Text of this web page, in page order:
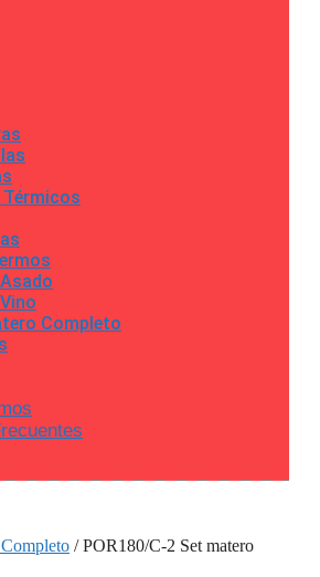
Completo
/ POR180/C-2 Set matero